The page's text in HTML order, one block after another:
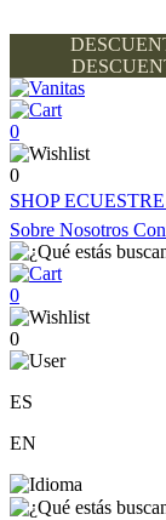
0
0
SHOP
Sobre Nosotros
0
0
ES
EN